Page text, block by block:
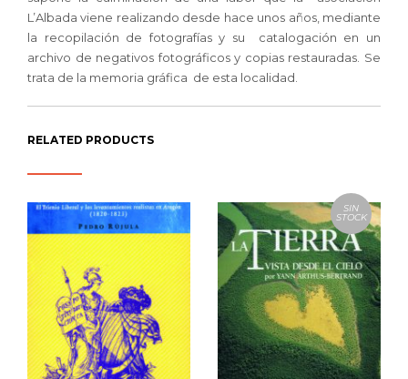
L’Albada viene realizando desde hace unos años, mediante
la recopilación de fotografías y su catalogación en un
archivo de negativos fotográficos y copias restauradas. Se
trata de la memoria gráfica de esta localidad.
RELATED PRODUCTS
SIN
STOCK